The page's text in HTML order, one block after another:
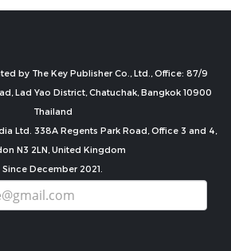
by The Key Publisher Co., Ltd., Office: 87/9
Lad Yao District, Chatuchak, Bangkok 10900
Thailand
Ltd. 338A Regents Park Road, Office 3 and 4,
N3 2LN, United Kingdom
Since December 2021.